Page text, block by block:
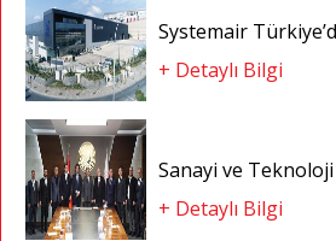
Systemair
+ Detaylı Bilgi
Sanayi ve Teknoloji
+ Detaylı Bilgi